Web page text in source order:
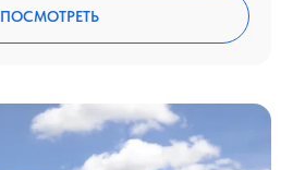
ПОСМОТРЕТЬ